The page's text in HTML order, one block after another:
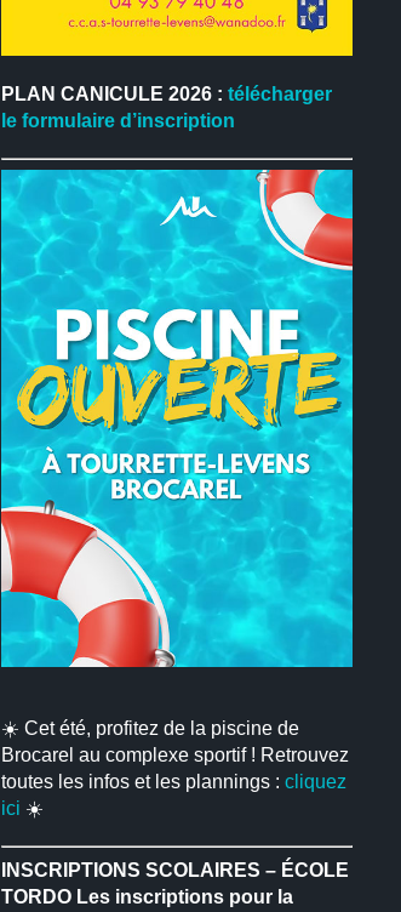
PLAN CANICULE 2026 : télécharger
le formulaire d’inscription
☀️ Cet été, profitez de la piscine de
Brocarel au complexe sportif ! Retrouvez
toutes les infos et les plannings : cliquez
ici ☀️
INSCRIPTIONS SCOLAIRES – ÉCOLE
TORDOLes inscriptions pour la